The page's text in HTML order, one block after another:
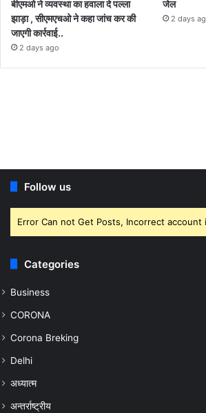
बीएमओ ने व्यवस्था का हवाला दे पल्ला
झाड़ा , सीएमएचओ ने कहा जांच कर की
जाएगी कार्रवाई..
2 days ago
जेल
2 days
Follow us
Error Can not Get Posts, Incorrect account
Categories
Business
CORONA
Corona Breking
Delhi
अध्यात्म
अन्तर्राष्ट्रीय